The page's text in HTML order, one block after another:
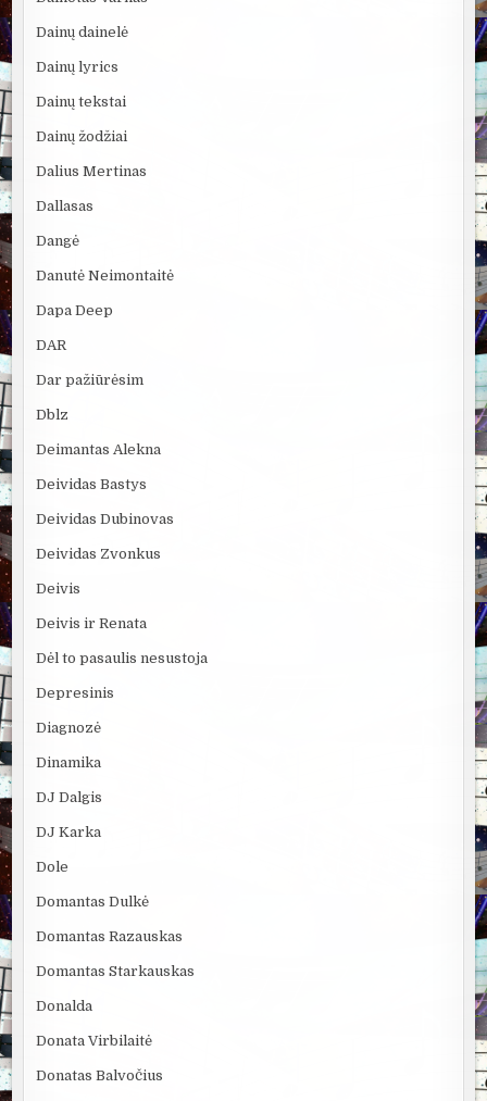
Dainų dainelė
Dainų lyrics
Dainų tekstai
Dainų žodžiai
Dalius Mertinas
Dallasas
Dangė
Danutė Neimontaitė
Dapa Deep
DAR
Dar pažiūrėsim
Dblz
Deimantas Alekna
Deividas Bastys
Deividas Dubinovas
Deividas Zvonkus
Deivis
Deivis ir Renata
Dėl to pasaulis nesustoja
Depresinis
Diagnozė
Dinamika
DJ Dalgis
DJ Karka
Dole
Domantas Dulkė
Domantas Razauskas
Domantas Starkauskas
Donalda
Donata Virbilaitė
Donatas Balvočius